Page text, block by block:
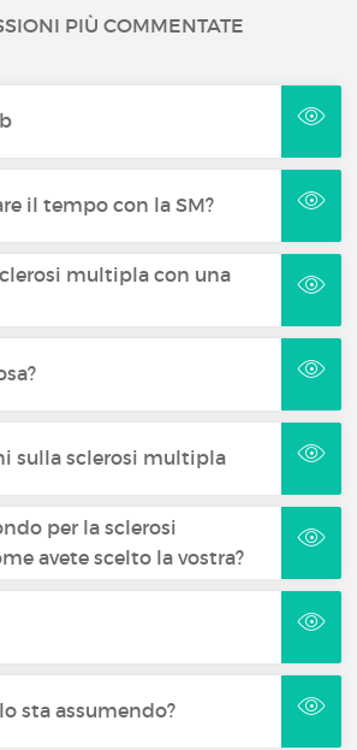
PIÙ COMMENTATE
il tempo con la SM?
multipla con una
sulla sclerosi multipla
per la sclerosi
avete scelto la vostra?
sta assumendo?